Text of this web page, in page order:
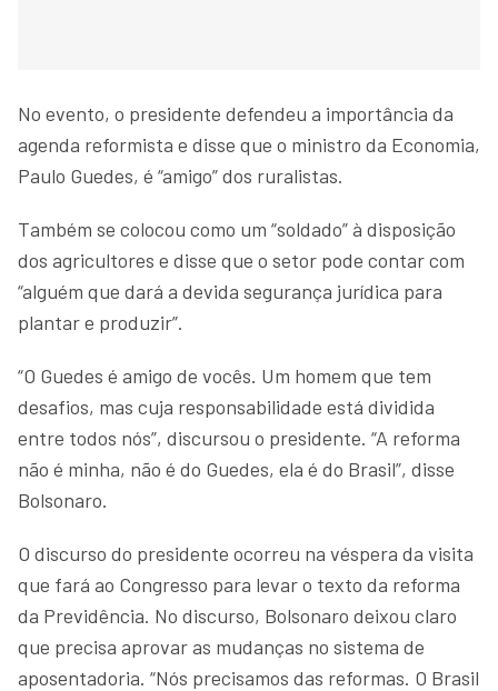
No evento, o presidente defendeu a importância da
agenda reformista e disse que o ministro da Economia,
Paulo Guedes, é “amigo” dos ruralistas.
Também se colocou como um “soldado” à disposição
dos agricultores e disse que o setor pode contar com
“alguém que dará a devida segurança jurídica para
plantar e produzir”.
“O Guedes é amigo de vocês. Um homem que tem
desafios, mas cuja responsabilidade está dividida
entre todos nós”, discursou o presidente. “A reforma
não é minha, não é do Guedes, ela é do Brasil”, disse
Bolsonaro.
O discurso do presidente ocorreu na véspera da visita
que fará ao Congresso para levar o texto da reforma
da Previdência. No discurso, Bolsonaro deixou claro
que precisa aprovar as mudanças no sistema de
aposentadoria. “Nós precisamos das reformas. O Brasil